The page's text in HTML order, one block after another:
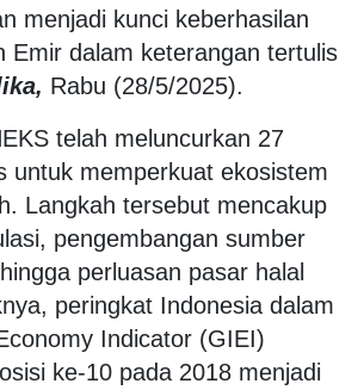
menjadi kunci keberhasilan
Emir dalam keterangan tertulis
Rabu (28/5/2025).
telah meluncurkan 27
untuk memperkuat ekosistem
Langkah tersebut mencakup
pengembangan sumber
perluasan pasar halal
peringkat Indonesia dalam
Indicator (GIEI)
ke-10 pada 2018 menjadi